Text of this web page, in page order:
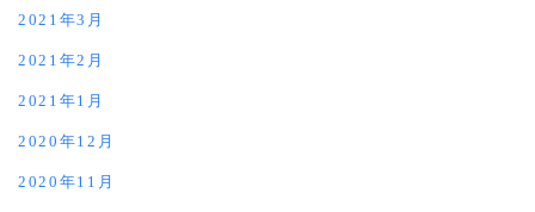
2021年3月
2021年2月
2021年1月
2020年12月
2020年11月